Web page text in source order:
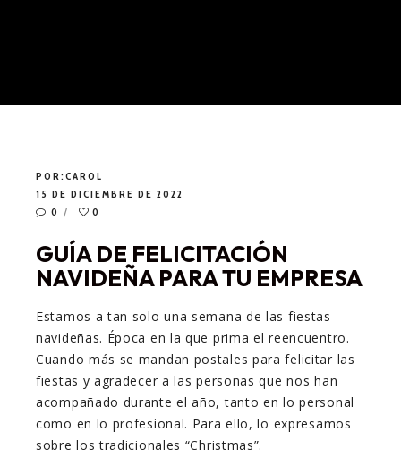
POR:CAROL
15 DE DICIEMBRE DE 2022
0
0
GUÍA DE FELICITACIÓN
NAVIDEÑA PARA TU EMPRESA
Estamos a tan solo una semana de las fiestas
navideñas. Época en la que prima el reencuentro.
Cuando más se mandan postales para felicitar las
fiestas y agradecer a las personas que nos han
acompañado durante el año, tanto en lo personal
como en lo profesional. Para ello, lo expresamos
sobre los tradicionales “Christmas”.